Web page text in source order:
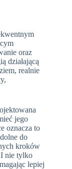
oraz
działającą
realnie
jego
oznacza to
do
kroków
nie tylko
lepiej